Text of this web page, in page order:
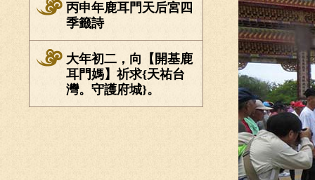
丙申年鹿耳門天后宮四
季籤詩
大年初二，向【開基鹿
耳門媽】祈求{天祐台
灣。守護府城}。